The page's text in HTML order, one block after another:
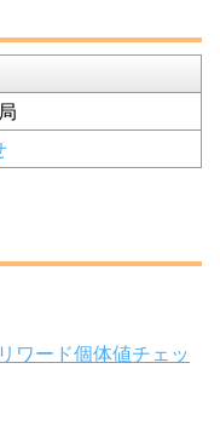
ワード個体値チェッ